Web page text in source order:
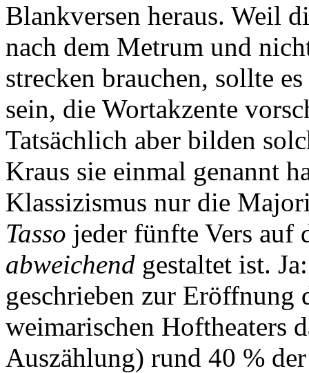
Blankversen heraus. Weil
nach dem Metrum und
strecken brauchen, sollte
sein, die Wortakzente
Tatsächlich aber bilden
Kraus sie einmal genannt
Klassizismus nur die
Tasso jeder fünfte Vers auf
abweichend gestaltet ist.
geschrieben zur Eröffnung
weimarischen Hoftheaters
Auszählung) rund 40 %